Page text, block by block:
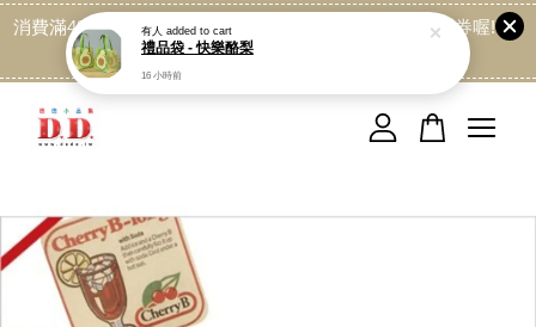
消費滿499免運喔, 記得加LINE:@dede168 領取專屬折扣券喔!
點我
您的購物車目前還是空的。
禮品袋 - 快樂酪梨
16 小時前